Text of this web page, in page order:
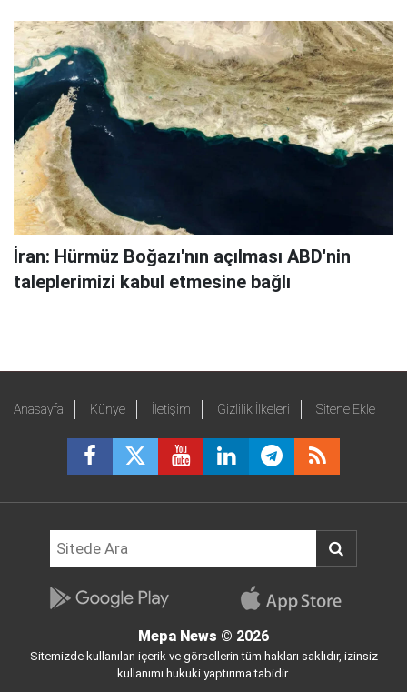
İran: Hürmüz Boğazı'nın açılması ABD'nin
taleplerimizi kabul etmesine bağlı
Anasayfa Künye İletişim Gizlilik İlkeleri Sitene Ekle
Mepa News © 2026
Sitemizde kullanılan içerik ve görsellerin tüm hakları saklıdır, izinsiz
kullanımı hukuki yaptırıma tabidir.